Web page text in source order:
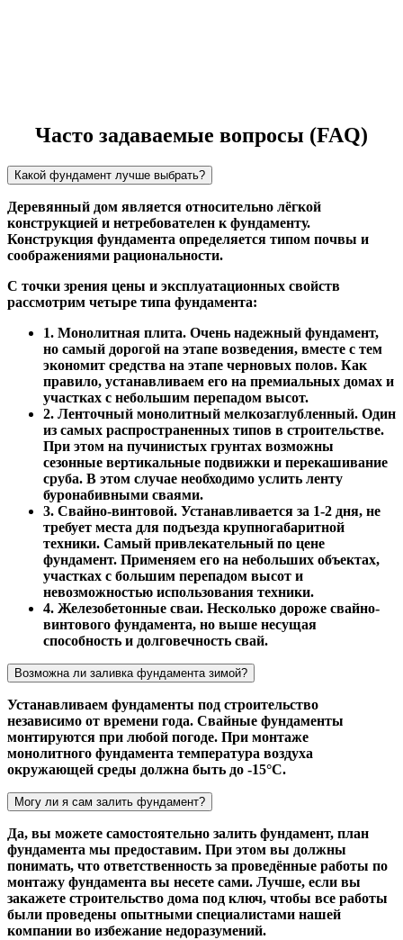
Часто задаваемые вопросы (FAQ)
Какой фундамент лучше выбрать?
Деревянный дом является относительно лёгкой
конструкцией и нетребователен к фундаменту.
Конструкция фундамента определяется типом почвы и
соображениями рациональности.
С точки зрения цены и эксплуатационных свойств
рассмотрим четыре типа фундамента:
1. Монолитная плита. Очень надежный фундамент,
но самый дорогой на этапе возведения, вместе с тем
экономит средства на этапе черновых полов. Как
правило, устанавливаем его на премиальных домах и
участках с небольшим перепадом высот.
2. Ленточный монолитный мелкозаглубленный. Один
из самых распространенных типов в строительстве.
При этом на пучинистых грунтах возможны
сезонные вертикальные подвижки и перекашивание
сруба. В этом случае необходимо услить ленту
буронабивными сваями.
3. Свайно-винтовой. Устанавливается за 1-2 дня, не
требует места для подъезда крупногабаритной
техники. Самый привлекательный по цене
фундамент. Применяем его на небольших объектах,
участках с большим перепадом высот и
невозможностью использования техники.
4. Железобетонные сваи. Несколько дороже свайно-
винтового фундамента, но выше несущая
способность и долговечность свай.
Возможна ли заливка фундамента зимой?
Устанавливаем фундаменты под строительство
независимо от времени года. Свайные фундаменты
монтируются при любой погоде. При монтаже
монолитного фундамента температура воздуха
окружающей среды должна быть до -15°С.
Могу ли я сам залить фундамент?
Да, вы можете самостоятельно залить фундамент, план
фундамента мы предоставим. При этом вы должны
понимать, что ответственность за проведённые работы по
монтажу фундамента вы несете сами. Лучше, если вы
закажете строительство дома под ключ, чтобы все работы
были проведены опытными специалистами нашей
компании во избежание недоразумений.